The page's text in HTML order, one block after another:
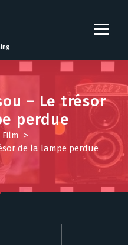
– Le trésor
perdue
Film >
de la lampe perdue